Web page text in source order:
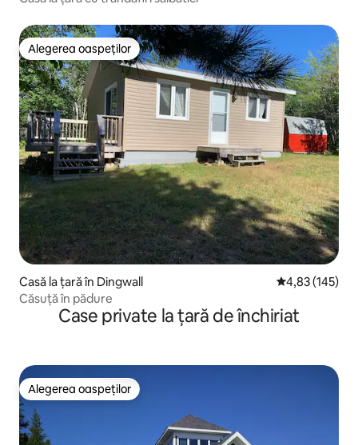
Alegerea oaspeților
Alegerea oaspeților
Casă la țară în Dingwall Scor mediu de
4,83 (145)
Căsuță în pădure
Case private la țară de închiriat
Alegerea oaspeților
Alegerea oaspeților